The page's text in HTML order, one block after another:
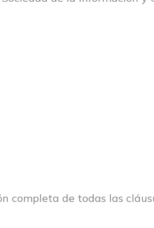
de todas las